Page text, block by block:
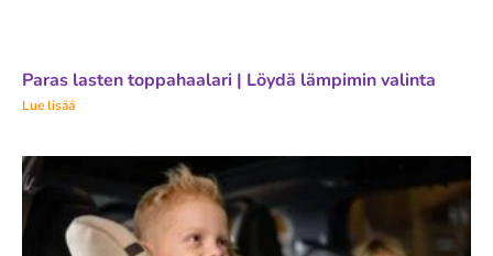
Paras lasten toppahaalari | Löydä lämpimin valinta
Lue lisää